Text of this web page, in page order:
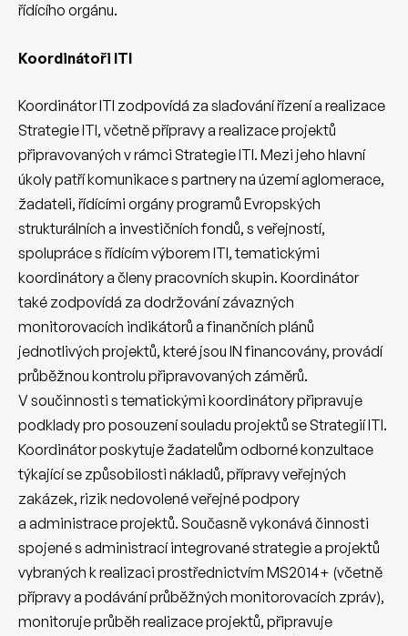
řídícího orgánu.
Koordinátoři ITI
Koordinátor ITI zodpovídá za slaďování řízení a realizace
Strategie ITI, včetně přípravy a realizace projektů
připravovaných v rámci Strategie ITI. Mezi jeho hlavní
úkoly patří komunikace s partnery na území aglomerace,
žadateli, řídícími orgány programů Evropských
strukturálních a investičních fondů, s veřejností,
spolupráce s řídícím výborem ITI, tematickými
koordinátory a členy pracovních skupin. Koordinátor
také zodpovídá za dodržování závazných
monitorovacích indikátorů a finančních plánů
jednotlivých projektů, které jsou IN financovány, provádí
průběžnou kontrolu připravovaných záměrů.
V součinnosti s tematickými koordinátory připravuje
podklady pro posouzení souladu projektů se Strategií ITI.
Koordinátor poskytuje žadatelům odborné konzultace
týkající se způsobilosti nákladů, přípravy veřejných
zakázek, rizik nedovolené veřejné podpory
a administrace projektů. Současně vykonává činnosti
spojené s administrací integrované strategie a projektů
vybraných k realizaci prostřednictvím MS2014+ (včetně
přípravy a podávání průběžných monitorovacích zpráv),
monitoruje průběh realizace projektů, připravuje